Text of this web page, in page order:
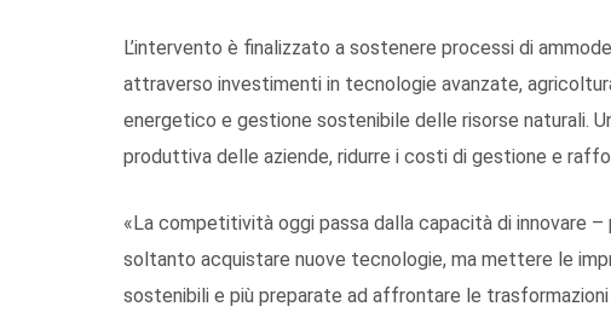
L’intervento è finalizzato a sostenere processi di
attraverso investimenti in tecnologie avanzate,
energetico e gestione sostenibile delle risorse naturali.
produttiva delle aziende, ridurre i costi di gestione e
«La competitività oggi passa dalla capacità di innovare –
soltanto acquistare nuove tecnologie, ma mettere le
sostenibili e più preparate ad affrontare le trasformazioni